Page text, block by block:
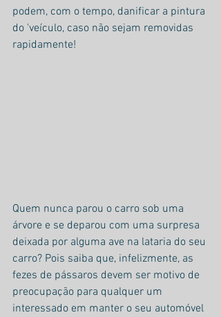
podem, com o tempo, danificar a pintura
do 'veículo, caso não sejam removidas
rapidamente!
Quem nunca parou o carro sob uma
árvore e se deparou com uma surpresa
deixada por alguma ave na lataria do seu
carro? Pois saiba que, infelizmente, as
fezes de pássaros devem ser motivo de
preocupação para qualquer um
interessado em manter o seu automóvel